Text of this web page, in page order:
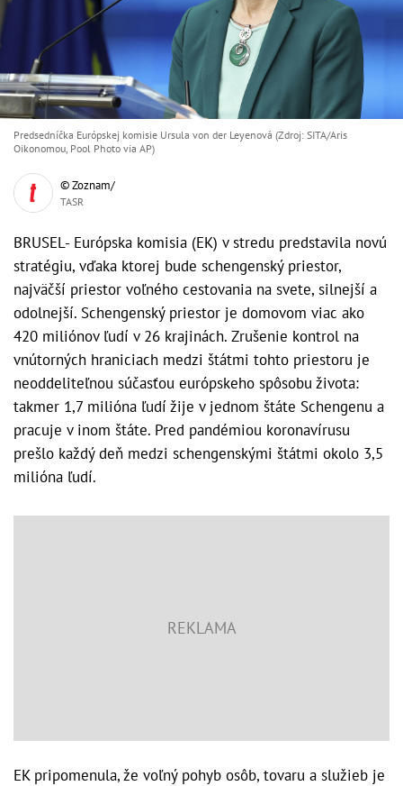
Predsedníčka Európskej komisie Ursula von der Leyenová (Zdroj: SITA/Aris
Oikonomou, Pool Photo via AP)
© Zoznam/
TASR
BRUSEL- Európska komisia (EK) v stredu predstavila novú
stratégiu, vďaka ktorej bude schengenský priestor,
najväčší priestor voľného cestovania na svete, silnejší a
odolnejší. Schengenský priestor je domovom viac ako
420 miliónov ľudí v 26 krajinách. Zrušenie kontrol na
vnútorných hraniciach medzi štátmi tohto priestoru je
neoddeliteľnou súčasťou európskeho spôsobu života:
takmer 1,7 milióna ľudí žije v jednom štáte Schengenu a
pracuje v inom štáte. Pred pandémiou koronavírusu
prešlo každý deň medzi schengenskými štátmi okolo 3,5
milióna ľudí.
EK pripomenula, že voľný pohyb osôb, tovaru a služieb je